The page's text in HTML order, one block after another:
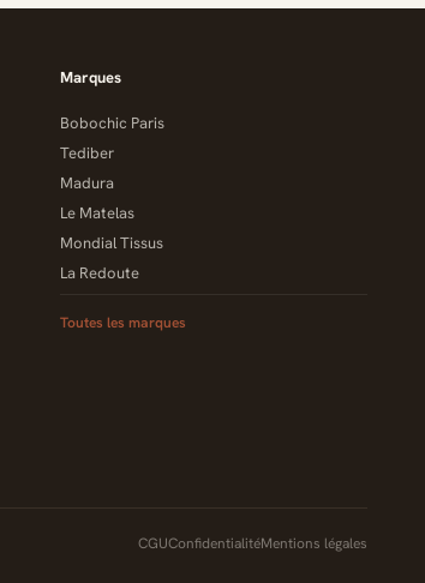
Marques
Bobochic Paris
Tediber
Madura
Le Matelas
Mondial Tissus
La Redoute
Toutes les marques
CGUConfidentialitéMentions légales